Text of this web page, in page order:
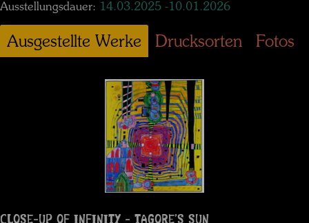
Ausstellungsdauer: 14.03.2025 -10.01.2026
Ausgestellte Werke Drucksorten Fotos
CLOSE-UP OF INFINITY - TAGORE'S SUN